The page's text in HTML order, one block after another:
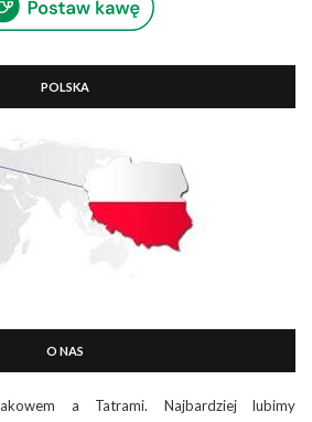
POLSKA
O NAS
a Tatrami. Najbardziej lubimy